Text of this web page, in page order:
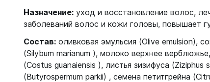
Назначение: уход и восстановление волос,
заболеваний волос и кожи головы, повышает
Состав: оливковая эмульсия (Olive emulsion),
(Silybum marianum ), молоко верхнее
(Costus guanaiensis ), листья зизифуса (Ziziphus
(Butyrospermum parkii) , семена петитгрейна